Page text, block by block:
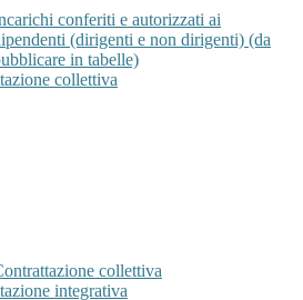
conferiti e autorizzati ai
(dirigenti e non dirigenti) (da
in tabelle)
collettiva
collettiva
integrativa